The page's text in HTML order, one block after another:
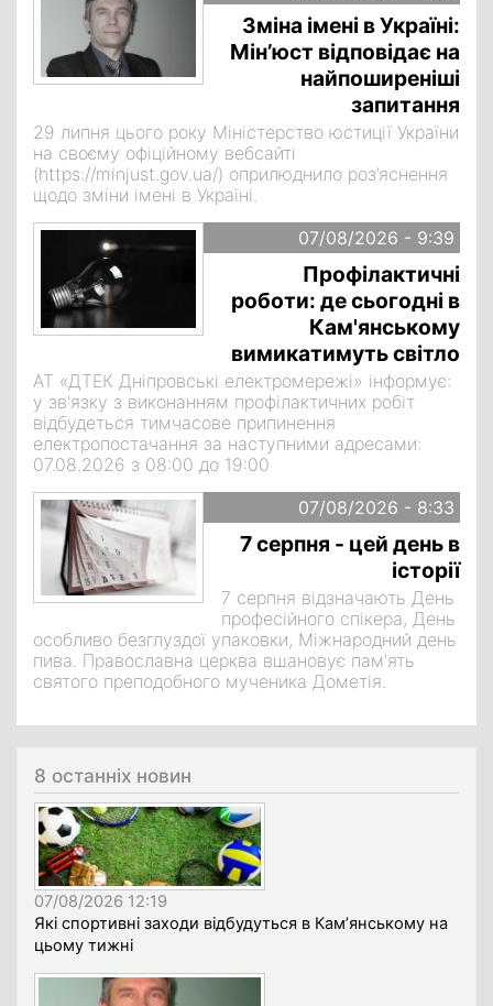
Зміна імені в Україні:
Мін’юст відповідає на
найпоширеніші
запитання
29 липня цього року Міністерство юстиції України
на своєму офіційному вебсайті
(https://minjust.gov.ua/) оприлюднило роз’яснення
щодо зміни імені в Україні.
07/08/2026 - 9:39
Профілактичні
роботи: де сьогодні в
Кам'янському
вимикатимуть світло
АТ «ДТЕК Дніпровські електромережі» інформує:
у зв'язку з виконанням профілактичних робіт
відбудеться тимчасове припинення
електропостачання за наступними адресами:
07.08.2026 з 08:00 до 19:00
07/08/2026 - 8:33
7 серпня - цей день в
історії
7 серпня відзначають День
професійного спікера, День
особливо безглуздої упаковки, Міжнародний день
пива. Православна церква вшановує пам'ять
святого преподобного мученика Дометія.
8 останніх новин
07/08/2026 12:19
Які спортивні заходи відбудуться в Кам’янському на
цьому тижні